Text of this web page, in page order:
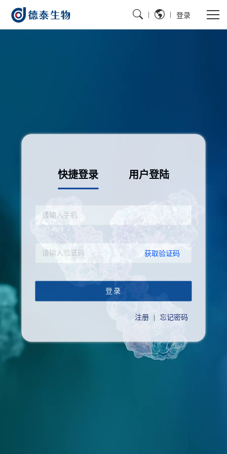
登录
快捷登录 用户登陆
获取验证码
登录
注册 | 忘记密码